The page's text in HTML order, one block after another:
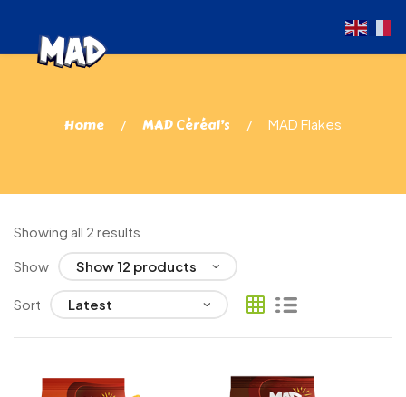
Home MAD Céréal’s MAD Flakes
Showing all 2 results
Show
Sort